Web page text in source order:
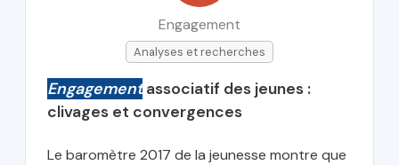
Engagement
Analyses et recherches
Engagement associatif des jeunes :
clivages et convergences
Le baromètre 2017 de la jeunesse montre que